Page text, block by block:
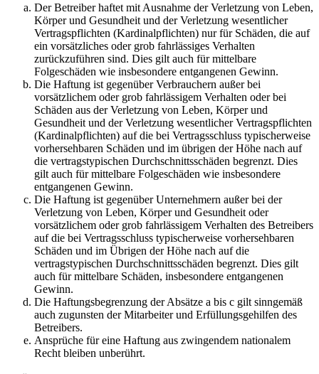
Der Betreiber haftet mit Ausnahme der Verletzung von Leben,
Körper und Gesundheit und der Verletzung wesentlicher
Vertragspflichten (Kardinalpflichten) nur für Schäden, die auf
ein vorsätzliches oder grob fahrlässiges Verhalten
zurückzuführen sind. Dies gilt auch für mittelbare
Folgeschäden wie insbesondere entgangenen Gewinn.
Die Haftung ist gegenüber Verbrauchern außer bei
vorsätzlichem oder grob fahrlässigem Verhalten oder bei
Schäden aus der Verletzung von Leben, Körper und
Gesundheit und der Verletzung wesentlicher Vertragspflichten
(Kardinalpflichten) auf die bei Vertragsschluss typischerweise
vorhersehbaren Schäden und im übrigen der Höhe nach auf
die vertragstypischen Durchschnittsschäden begrenzt. Dies
gilt auch für mittelbare Folgeschäden wie insbesondere
entgangenen Gewinn.
Die Haftung ist gegenüber Unternehmern außer bei der
Verletzung von Leben, Körper und Gesundheit oder
vorsätzlichem oder grob fahrlässigem Verhalten des Betreibers
auf die bei Vertragsschluss typischerweise vorhersehbaren
Schäden und im Übrigen der Höhe nach auf die
vertragstypischen Durchschnittsschäden begrenzt. Dies gilt
auch für mittelbare Schäden, insbesondere entgangenen
Gewinn.
Die Haftungsbegrenzung der Absätze a bis c gilt sinngemäß
auch zugunsten der Mitarbeiter und Erfüllungsgehilfen des
Betreibers.
Ansprüche für eine Haftung aus zwingendem nationalem
Recht bleiben unberührt.